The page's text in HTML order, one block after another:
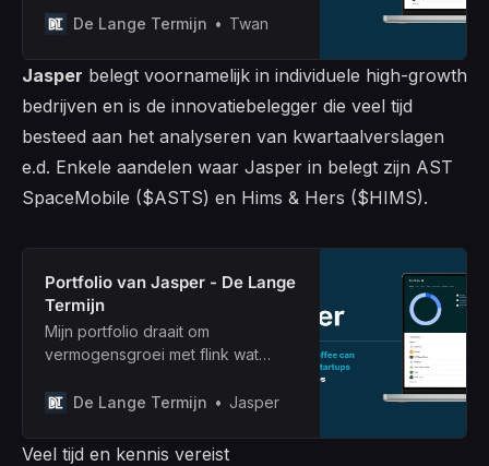
rendementen en recente
De Lange Termijn Twan
Jasper belegt voornamelijk in individuele high-growth
bedrijven en is de innovatiebelegger die veel tijd
besteed aan het analyseren van kwartaalverslagen
e.d. Enkele aandelen waar Jasper in belegt zijn AST
SpaceMobile ($ASTS) en Hims & Hers ($HIMS).
Portfolio van Jasper - De Lange
Termijn
Mijn portfolio draait om
vermogensgroei met flink wat
op (hyper)groei-techaandelen,
De Lange Termijn Jasper
Veel tijd en kennis vereist